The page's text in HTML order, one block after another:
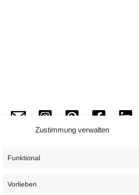
Zustimmung verwalten
Funktional
Vorlieben